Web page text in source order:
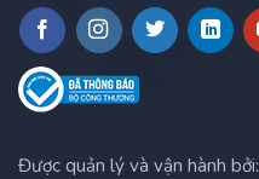
Được quản lý và vận hành bởi: